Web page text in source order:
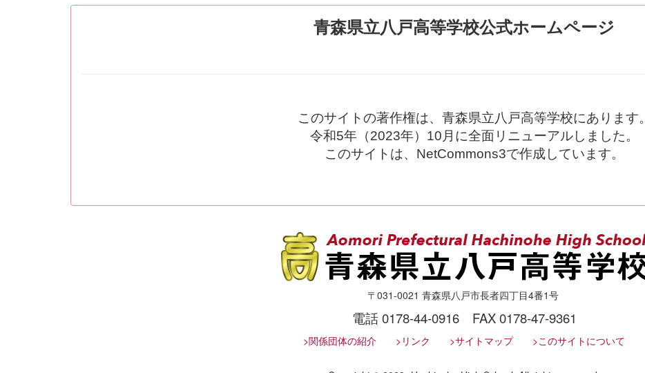
青森県立八戸高等学校公式ホームページ
このサイトの著作権は、青森県立八戸高等学校にあります。
令和5年（2023年）10月に全面リニューアルしました。
このサイトは、NetCommons3で作成しています。
〒031-0021 青森県八戸市長者四丁目4番1号
電話 0178-44-0916 FAX 0178-47-9361
>関係団体の紹介 >リンク >サイトマップ >このサイトについて